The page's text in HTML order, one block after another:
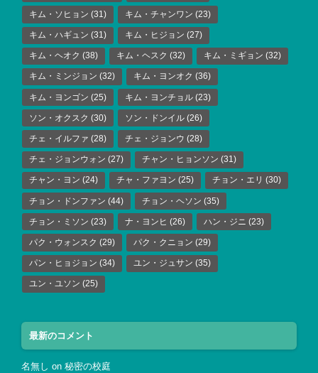
キム・ソヒョン (31) キム・チャンワン (23)
キム・ハギュン (31) キム・ヒジョン (27)
キム・ヘオク (38) キム・ヘスク (32) キム・ミギョン (32)
キム・ミンジョン (32) キム・ヨンオク (36)
キム・ヨンゴン (25) キム・ヨンチョル (23)
ソン・オクスク (30) ソン・ドンイル (26)
チェ・イルファ (28) チェ・ジョンウ (28)
チェ・ジョンウォン (27) チャン・ヒョンソン (31)
チャン・ヨン (24) チャ・ファヨン (25) チョン・エリ (30)
チョン・ドンファン (44) チョン・ヘソン (35)
チョン・ミソン (23) ナ・ヨンヒ (26) ハン・ジニ (23)
パク・ウォンスク (29) パク・クニョン (29)
パン・ヒョジョン (34) ユン・ジュサン (35)
ユン・ユソン (25)
最新のコメント
名無し on 秘密の校庭